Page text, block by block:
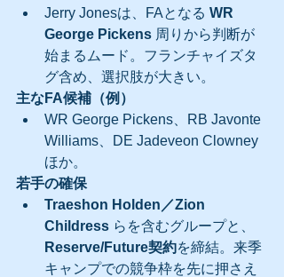
Jerry Jonesは、FAとなる WR
George Pickens 周りから判断が
始まるムード。フランチャイズタ
グ含め、選択肢が大きい。
主なFA候補（例）
WR George Pickens、RB Javonte
Williams、DE Jadeveon Clowney
ほか。
若手の確保
Traeshon Holden／Zion
Childress らを含むグループと、
Reserve/Future契約を締結。来季
キャンプでの競争枠を先に押さえ